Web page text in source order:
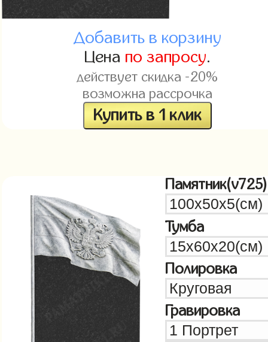
Добавить в корзину
Цена по запросу.
действует скидка -20%
возможна рассрочка
Купить в 1 клик
Памятник(v725)
Тумба
Полировка
Гравировка